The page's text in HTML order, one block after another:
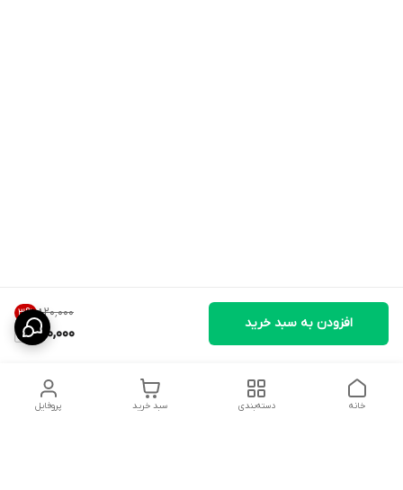
۸۲۰٬۰۰۰ 3%
790,000
افزودن به سبد خرید
پروفایل سبد خرید دسته‌بندی خانه